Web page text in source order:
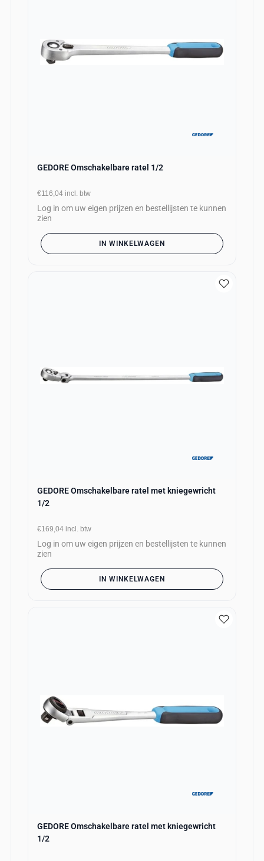
GEDORE Omschakelbare ratel 1/2
€116,04 incl. btw
Log in om uw eigen prijzen en bestellijsten te kunnen
zien
IN WINKELWAGEN
GEDORE Omschakelbare ratel met kniegewricht
1/2
€169,04 incl. btw
Log in om uw eigen prijzen en bestellijsten te kunnen
zien
IN WINKELWAGEN
GEDORE Omschakelbare ratel met kniegewricht
1/2